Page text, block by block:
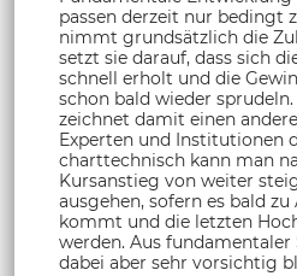
passen derzeit nur bedingt
nimmt grundsätzlich die
setzt sie darauf, dass sich
schnell erholt und die
schon bald wieder
zeichnet damit einen
Experten und Institutionen
charttechnisch kann man
Kursanstieg von weiter
ausgehen, sofern es bald
kommt und die letzten
werden. Aus
dabei aber sehr vorsichtig